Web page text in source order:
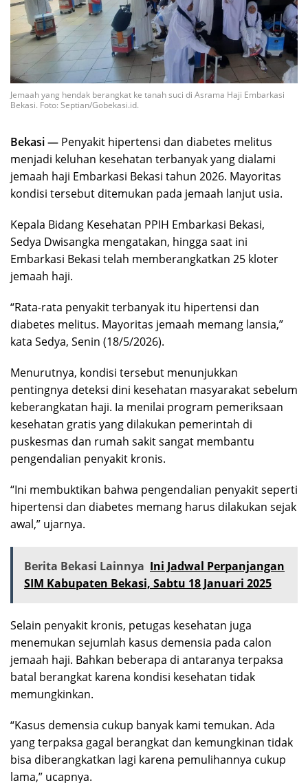
Jemaah yang hendak berangkat ke tanah suci di Asrama Haji Embarkasi
Bekasi. Foto: Septian/Gobekasi.id.
Bekasi — Penyakit hipertensi dan diabetes melitus
menjadi keluhan kesehatan terbanyak yang dialami
jemaah haji Embarkasi Bekasi tahun 2026. Mayoritas
kondisi tersebut ditemukan pada jemaah lanjut usia.
Kepala Bidang Kesehatan PPIH Embarkasi Bekasi,
Sedya Dwisangka mengatakan, hingga saat ini
Embarkasi Bekasi telah memberangkatkan 25 kloter
jemaah haji.
“Rata-rata penyakit terbanyak itu hipertensi dan
diabetes melitus. Mayoritas jemaah memang lansia,”
kata Sedya, Senin (18/5/2026).
Menurutnya, kondisi tersebut menunjukkan
pentingnya deteksi dini kesehatan masyarakat sebelum
keberangkatan haji. Ia menilai program pemeriksaan
kesehatan gratis yang dilakukan pemerintah di
puskesmas dan rumah sakit sangat membantu
pengendalian penyakit kronis.
“Ini membuktikan bahwa pengendalian penyakit seperti
hipertensi dan diabetes memang harus dilakukan sejak
awal,” ujarnya.
Berita Bekasi Lainnya Ini Jadwal Perpanjangan
SIM Kabupaten Bekasi, Sabtu 18 Januari 2025
Selain penyakit kronis, petugas kesehatan juga
menemukan sejumlah kasus demensia pada calon
jemaah haji. Bahkan beberapa di antaranya terpaksa
batal berangkat karena kondisi kesehatan tidak
memungkinkan.
“Kasus demensia cukup banyak kami temukan. Ada
yang terpaksa gagal berangkat dan kemungkinan tidak
bisa diberangkatkan lagi karena pemulihannya cukup
lama,” ucapnya.